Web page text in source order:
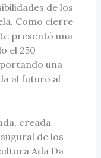
de los
Como cierre
presentó una
el 250
una
al futuro al
creada
de los
Ada Da